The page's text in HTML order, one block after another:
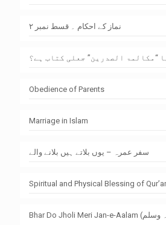
نماز کے احکام ۔ قسط نمبر ۲
“مکالمۃ الصدرین” جعلی کتاب ہے؟
Obedience of Parents
Marriage in Islam
سفر عمرہ – یوں بلاتے ہیں بلانے والے
Spiritual and Physical Blessing of
Bhar Do Jholi Meri Jan-e-Aalam (صلی اللہ علیہ وسلم) –